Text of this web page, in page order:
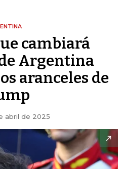
cambiará
Argentina
aranceles de
abril de 2025